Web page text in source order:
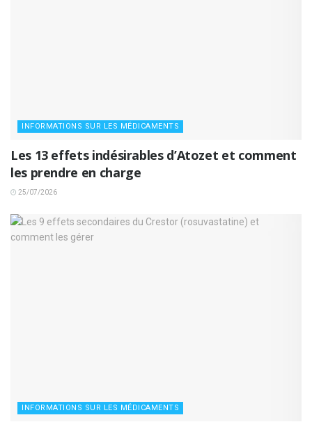
INFORMATIONS SUR LES MÉDICAMENTS
Les 13 effets indésirables d’Atozet et comment
les prendre en charge
25/07/2026
INFORMATIONS SUR LES MÉDICAMENTS